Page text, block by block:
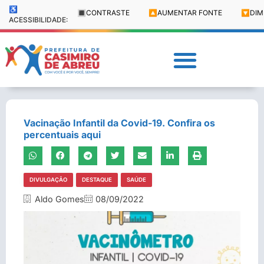
♿
ACESSIBILIDADE:
🔳 CONTRASTE 🔼 AUMENTAR FONTE 🔽
Vacinação Infantil da Covid-19. Confira os
percentuais aqui
DIVULGAÇÃO DESTAQUE SAÚDE
Aldo Gomes 08/09/2022